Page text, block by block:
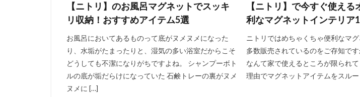
【ニトリ】のお風呂マグネットでスッキ
リ収納！おすすめアイテム5選
お風呂においてあるものって底がヌメヌメになった
り、水垢がたまったりと、湿気の多い浴室だからこそ
どうしても不潔になりがちですよね。 シャンプーボト
ルの底が垢だらけになっていた 石鹸トレーの裏がヌメ
ヌメに […]
【ニトリ】で今すぐ使える
利なマグネットインテリア
ニトリではめちゃくちゃ便利なマ
多数販売されているのをご存知で
なんて家で使えるところが限られ
理由でマグネットアイテムをスル